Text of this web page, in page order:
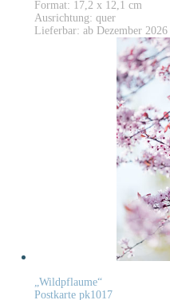
Format: 17,2 x 12,1 cm
Ausrichtung: quer
Lieferbar: ab Dezember 2026
„Wildpflaume“
Postkarte pk1017